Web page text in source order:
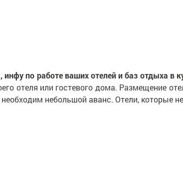
по работе ваших отелей и баз отдыха в
отеля или гостевого дома. Размещение
небольшой аванс. Отели, которые